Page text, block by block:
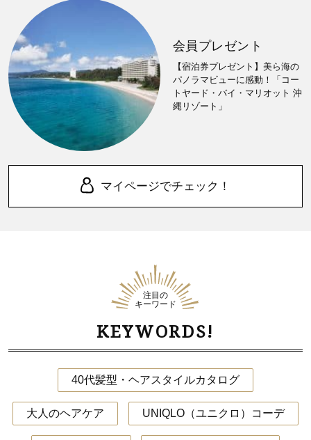
会員プレゼント
【宿泊券プレゼント】美ら海の
パノラマビューに感動！「コー
トヤード・バイ・マリオット 沖
縄リゾート」
マイページでチェック！
注目の
キーワード
KEYWORDS!
40代髪型・ヘアスタイルカタログ
大人のヘアケア UNIQLO（ユニクロ）コーデ